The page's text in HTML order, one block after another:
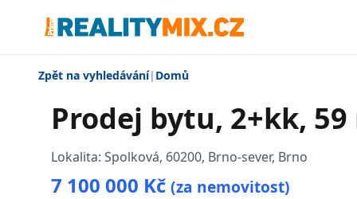
Zpět na vyhledávání| Domů
Prodej bytu, 2+kk, 59
Lokalita: Spolková, 60200, Brno-sever, Brno
7 100 000 Kč (za nemovitost)